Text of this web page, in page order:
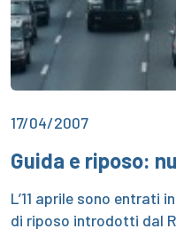
17/04/2007
Guida e riposo:
L’11 aprile sono entrati
di riposo introdotti dal